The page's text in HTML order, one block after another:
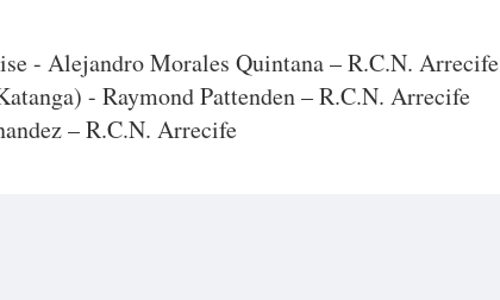
- Alejandro Morales Quintana – R.C.N. Arrecife
- Raymond Pattenden – R.C.N. Arrecife
– R.C.N. Arrecife